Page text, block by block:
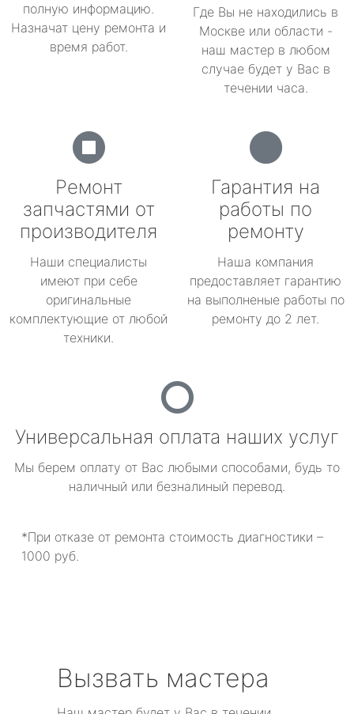
полную информацию.
Назначат цену ремонта и
время работ.
Где Вы не находились в
Москве или области -
наш мастер в любом
случае будет у Вас в
течении часа.
Ремонт
запчастями от
производителя
Наши специалисты
имеют при себе
оригинальные
комплектующие от любой
техники.
Гарантия на
работы по
ремонту
Наша компания
предоставляет гарантию
на выполненые работы по
ремонту до 2 лет.
Универсальная оплата наших услуг
Мы берем оплату от Вас любыми способами, будь то
наличный или безналиный перевод.
*При отказе от ремонта стоимость диагностики –
1000 руб.
Вызвать мастера